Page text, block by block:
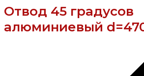
Отвод 45 градусов
алюминиевый